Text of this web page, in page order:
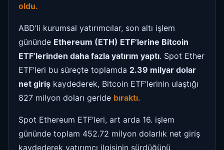
oldu.
ABD’li kurumsal yatırımcılar, son altı işlem
gününde Ethereum (ETH) ETF’lerine Bitcoin
ETF’lerinden daha fazla yatırım yaptı. Spot Ether
ETF’leri bu süreçte toplamda 2.39 milyar dolar
net giriş kaydederek, Bitcoin ETF’lerinin ulaştığı
827 milyon doları geride bıraktı.
Spot Ethereum ETF’leri, art arda 16. işlem
gününde toplam 452.72 milyon dolarlık net giriş
kaydederek yatırımcı ilgisinin sürdüğünü